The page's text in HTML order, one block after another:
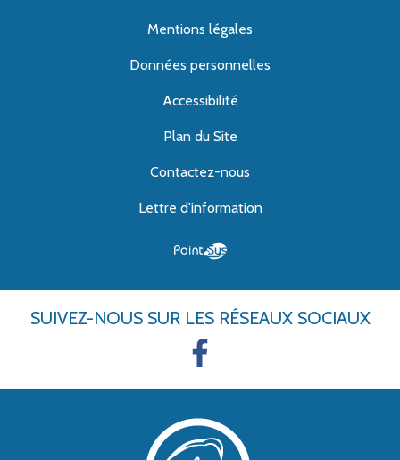
Mentions légales
Données personnelles
Accessibilité
Plan du Site
Contactez-nous
Lettre d'information
SUIVEZ-NOUS SUR LES RÉSEAUX SOCIAUX